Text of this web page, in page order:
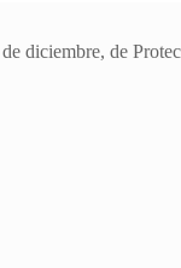
diciembre, de